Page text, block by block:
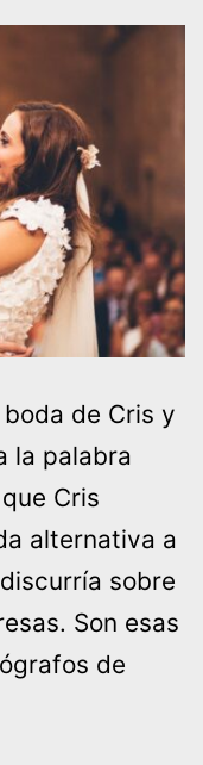
de Cris y
la palabra
Cris
alternativa a
sobre
Son esas
de